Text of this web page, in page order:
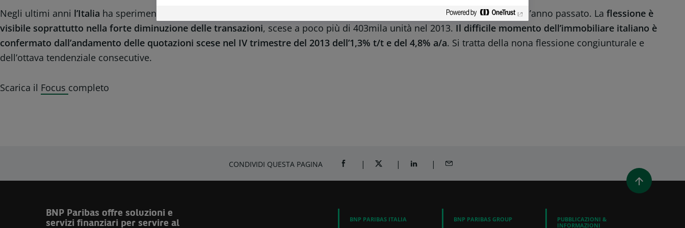
Negli ultimi anni l’Italia ha sperimentato una contrazione del mercato immobiliare che è andata peggiorando nel corso dell’anno passato. La flessione è
visibile soprattutto nella forte diminuzione delle transazioni, scese a poco più di 403mila unità nel 2013. Il difficile momento dell’immobiliare italiano è
confermato dall’andamento delle quotazioni scese nel IV trimestre del 2013 dell’1,3% t/t e del 4,8% a/a. Si tratta della nona flessione congiunturale e
dell’ottava tendenziale consecutive.
Scarica il Focus completo
CONDIVIDI QUESTA PAGINA CONDIVIDI SU FACEBOOK
CONDIVIDI SU TWITTER
CONDIVIDI SU LINKEDIN
CONDIVIDI TRAMITE EMAIL
BNP Paribas offre soluzioni e
servizi finanziari per servire al
BNP PARIBAS ITALIA BNP PARIBAS GROUP
PUBBLICAZIONI &
INFORMAZIONI